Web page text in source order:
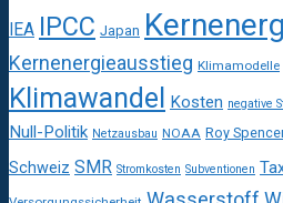
IEA IPCC Japan
Kernenergieausstieg Klimamodelle
Klimawandel Kosten negative
Null-Politik Netzausbau NOAA Roy
Schweiz SMR Stromkosten Subventionen